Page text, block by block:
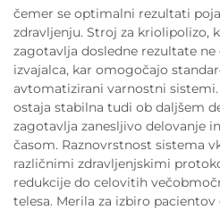
čemer se optimalni rezultati
zdravljenju. Stroj za kriolipolizo,
zagotavlja dosledne rezultate ne
izvajalca, kar omogočajo
avtomatizirani varnostni
ostaja stabilna tudi ob daljšem
zagotavlja zanesljivo delovanje
časom. Raznovrstnost sistema
različnimi zdravljenjskimi
redukcije do celovitih
telesa. Merila za izbiro